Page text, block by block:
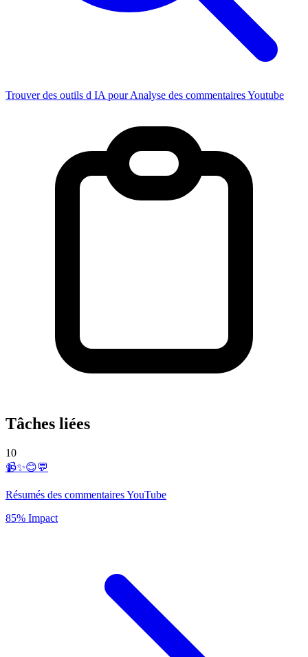
Trouver des outils d IA pour Analyse des commentaires Youtube
Tâches liées
10
📹✨😊💬
Résumés des commentaires YouTube
85% Impact